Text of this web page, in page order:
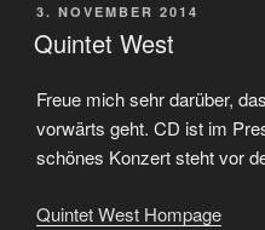
VERÖFFENTLICHT
AM
3. NOVEMBER 2014
Quintet West
Freue mich sehr darüber,
vorwärts geht. CD ist im
schönes Konzert steht vor
Quintet West Hompage